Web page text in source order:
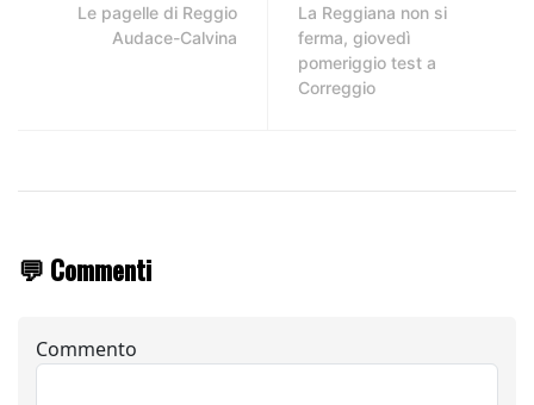
Le pagelle di Reggio
Audace-Calvina
La Reggiana non si
ferma, giovedì
pomeriggio test a
Correggio
💬 Commenti